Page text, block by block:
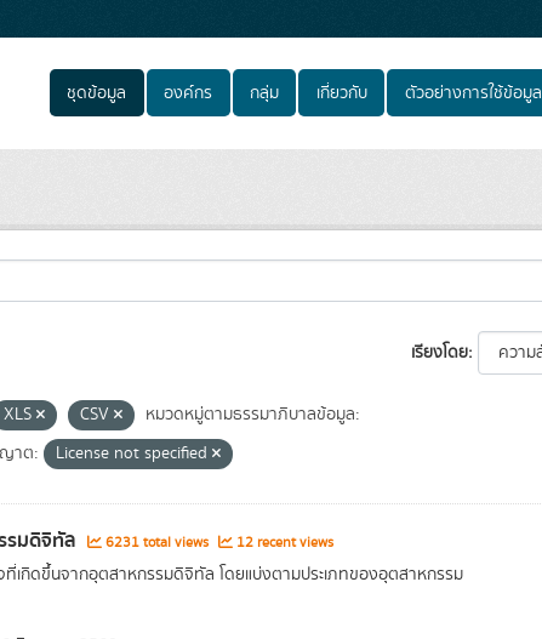
ชุดข้อมูล องค์กร กลุ่ม เกี่ยวกับ ตัวอย่างการใช้ข้อมูล
เรียงโดย
XLS CSV
หมวดหมู่ตามธรรมาภิบาลข้อมูล:
าต: License not specified
มดิจิทัล 6231 total views 12 recent views
เกิดขึ้นจากอุตสาหกรรมดิจิทัล โดยแบ่งตามประเภทของอุตสาหกรรม